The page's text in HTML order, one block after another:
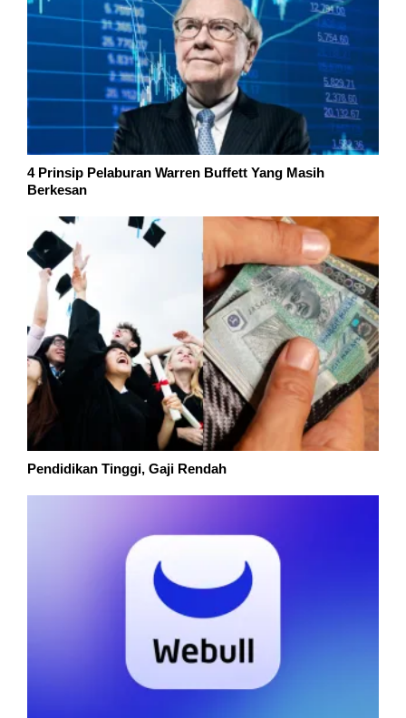
4 Prinsip Pelaburan Warren Buffett Yang Masih
Berkesan
Pendidikan Tinggi, Gaji Rendah